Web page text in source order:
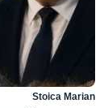
Stoica Marian